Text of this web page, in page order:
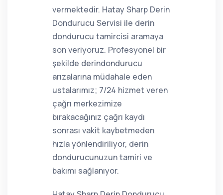
vermektedir. Hatay Sharp Derin
Dondurucu Servisi ile derin
dondurucu tamircisi aramaya
son veriyoruz. Profesyonel bir
şekilde derindondurucu
arızalarına müdahale eden
ustalarımız; 7/24 hizmet veren
çağrı merkezimize
bırakacağınız çağrı kaydı
sonrası vakit kaybetmeden
hızla yönlendiriliyor, derin
dondurucunuzun tamiri ve
bakımı sağlanıyor.